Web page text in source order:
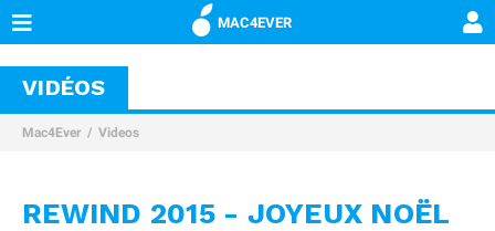
MAC4EVER
VIDÉOS
Mac4Ever Videos
REWIND 2015 - JOYEUX NOËL